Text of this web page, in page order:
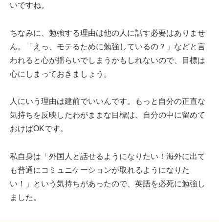
いですね。
ちなみに、勉強する理由は他の人に話す必要はありませ
ん。「えっ、モテるために勉強しているの？」などと言
われると心が揺らいでしまうかもしれないので、目標は
心にしまっておきましょう。
人にいう理由は建前でいいんです。もっと自分の正直な
気持ちを反映したわがままな目標は、自分の中に留めて
おけばOKです。
私自身は「外国人と話せるようになりたい！海外に出て
も普通にコミュニケーションが取れるようになりた
い！」という気持ちがあったので、英語を必死に勉強し
ました。